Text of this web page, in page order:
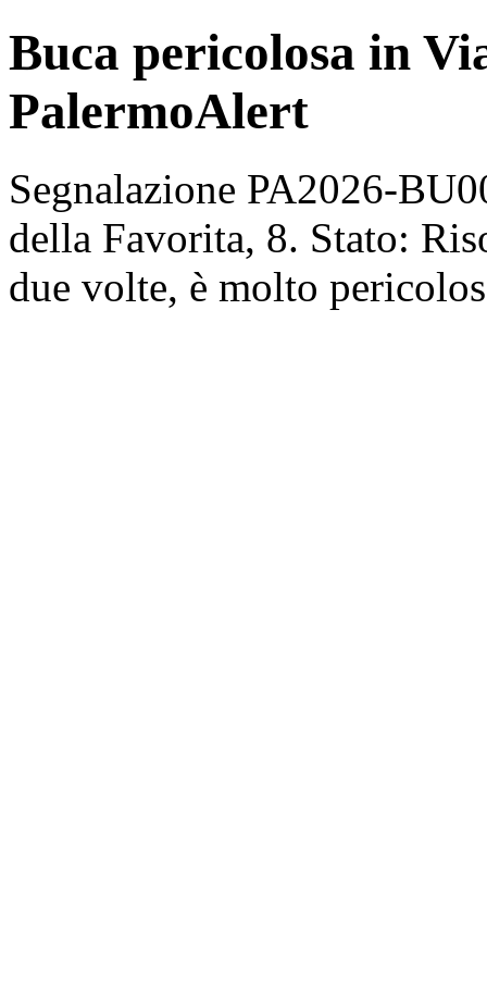
Buca pericolosa in
PalermoAlert
Segnalazione PA2026-
della Favorita, 8. Stato:
due volte, è molto